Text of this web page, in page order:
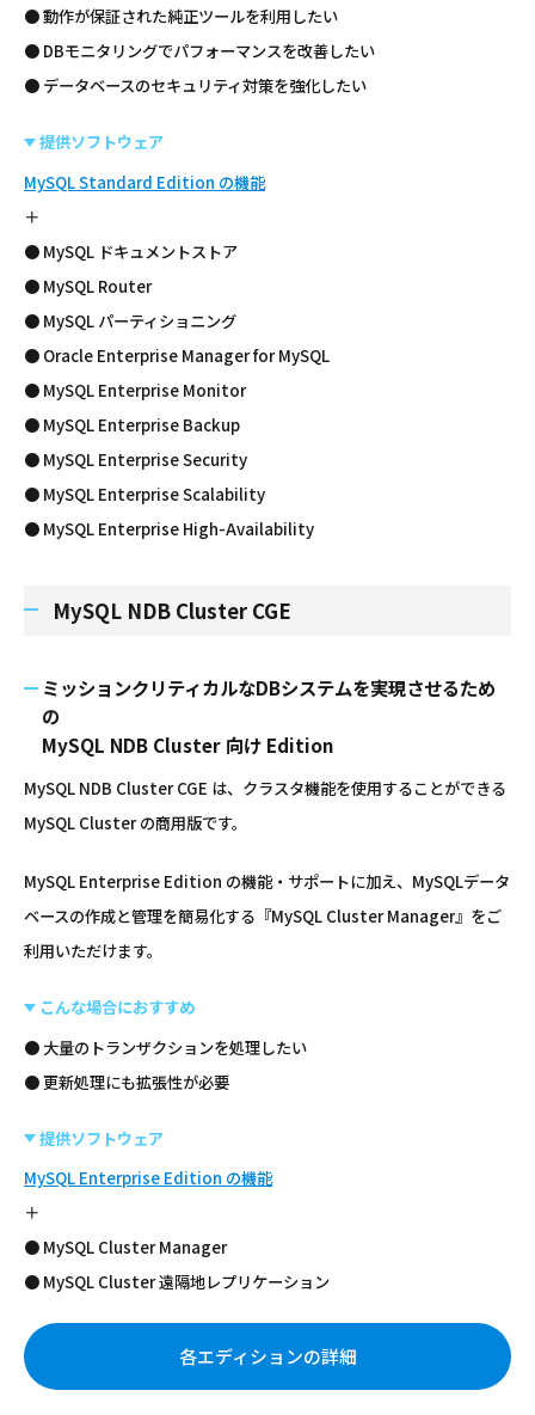
● 動作が保証された純正ツールを利用したい
● DBモニタリングでパフォーマンスを改善したい
● データベースのセキュリティ対策を強化したい
提供ソフトウェア
MySQL Standard Edition の機能
＋
● MySQL ドキュメントストア
● MySQL Router
● MySQL パーティショニング
● Oracle Enterprise Manager for MySQL
● MySQL Enterprise Monitor
● MySQL Enterprise Backup
● MySQL Enterprise Security
● MySQL Enterprise Scalability
● MySQL Enterprise High-Availability
MySQL NDB Cluster CGE
ミッションクリティカルなDBシステムを実現させるため
の
MySQL NDB Cluster 向け Edition
MySQL NDB Cluster CGE は、クラスタ機能を使用することができる
MySQL Cluster の商用版です。
MySQL Enterprise Edition の機能・サポートに加え、MySQLデータ
ベースの作成と管理を簡易化する『MySQL Cluster Manager』をご
利用いただけます。
こんな場合におすすめ
● 大量のトランザクションを処理したい
● 更新処理にも拡張性が必要
提供ソフトウェア
MySQL Enterprise Edition の機能
＋
● MySQL Cluster Manager
● MySQL Cluster 遠隔地レプリケーション
各エディションの詳細